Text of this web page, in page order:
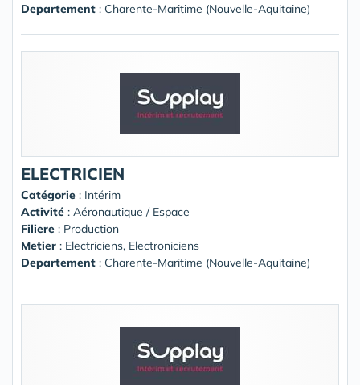
Departement : Charente-Maritime (Nouvelle-Aquitaine)
ELECTRICIEN
Catégorie : Intérim
Activité : Aéronautique / Espace
Filiere : Production
Metier : Electriciens, Electroniciens
Departement : Charente-Maritime (Nouvelle-Aquitaine)